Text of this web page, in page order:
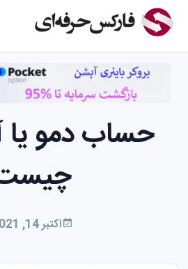
حساب دمو یا
اکتبر 14, 2021